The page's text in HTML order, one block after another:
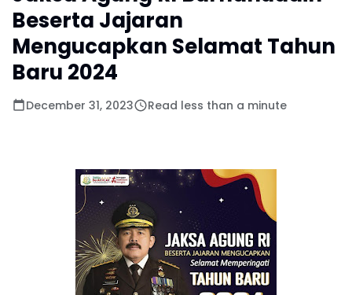
Beserta Jajaran
Mengucapkan Selamat Tahun
Baru 2024
December 31, 2023 Read less than a minute